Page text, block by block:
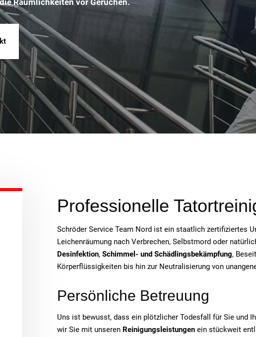
Räumlichkeiten vor Gerüchen.
Professionelle
Schröder Service Team Nord ist ein staatlich zertifiziertes
Leichenräumung nach Verbrechen, Selbstmord oder
Desinfektion, Schimmel- und Schädlingsbekämpfung,
Körperflüssigkeiten bis hin zur Neutralisierung von
Persönliche Betreuung
Uns ist bewusst, dass ein plötzlicher Todesfall für Sie und
wir Sie mit unseren Reinigungsleistungen ein stückweit